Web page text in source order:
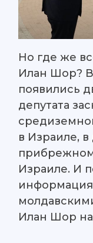
Но где же
Илан Шор?
появились
депутата
в Израиле,
Израиле. И
Илан Шор